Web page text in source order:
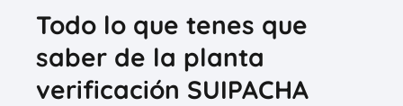
Todo lo que tenes que
saber de la planta
verificación SUIPACHA